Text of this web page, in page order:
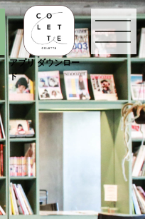
アプリ ダウンロー
ド